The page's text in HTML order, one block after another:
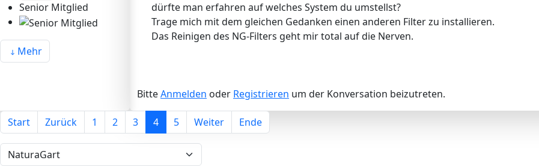
Senior Mitglied
Mehr
dürfte man erfahren auf welches System du umstellst?
Trage mich mit dem gleichen Gedanken einen anderen Filter zu installieren.
Das Reinigen des NG-Filters geht mir total auf die Nerven.
BitteAnmelden oder Registrieren um der Konversation beizutreten.
Start Zurück 1 2 3 4 5 Weiter Ende